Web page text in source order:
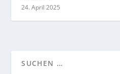
24. April 2025